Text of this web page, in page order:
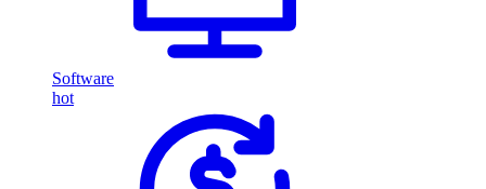
Software
hot